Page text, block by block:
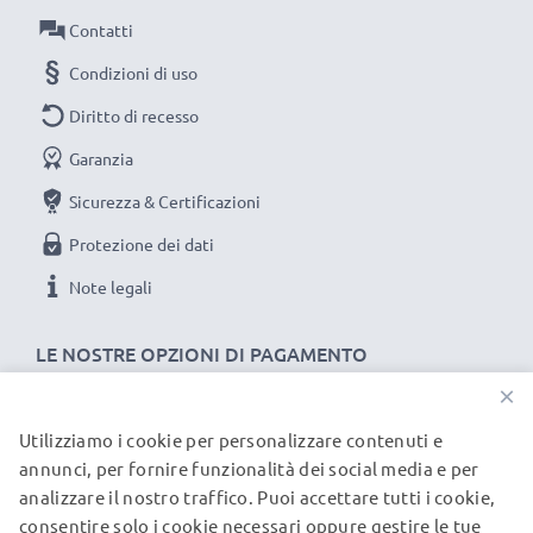
LE NOSTRE OPZIONI DI PAGAMENTO
Contatti
Condizioni di uso
Diritto di recesso
Garanzia
Sicurezza & Certificazioni
Protezione dei dati
Note legali
I NOSTRI PARTNER DI SPEDIZIONE
×
Utilizziamo i cookie per personalizzare contenuti e
annunci, per fornire funzionalità dei social media e per
analizzare il nostro traffico. Puoi accettare tutti i cookie,
consentire solo i cookie necessari oppure gestire le tue